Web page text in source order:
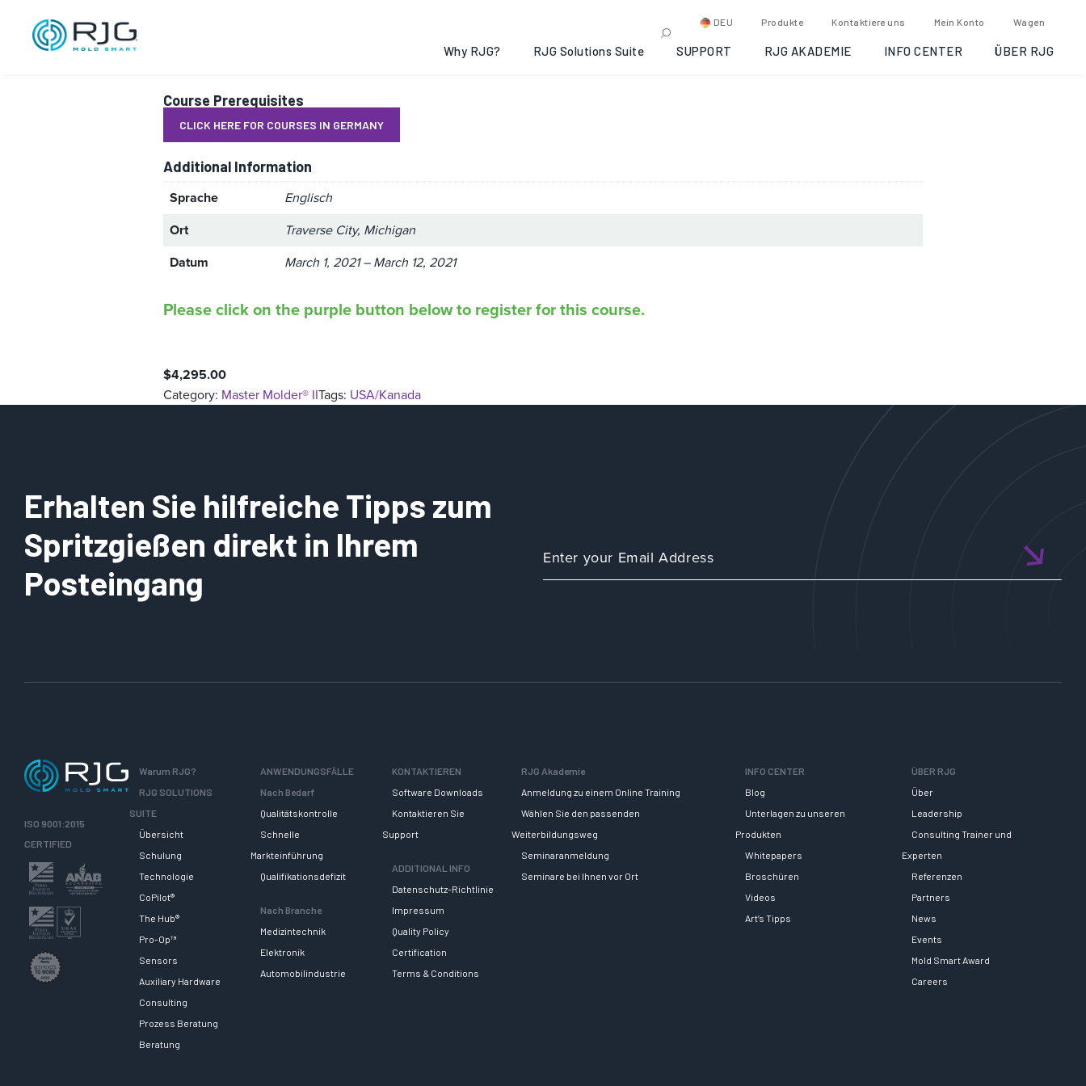
DEU Produkte Kontaktiere uns Mein Konto Wagen
Why RJG? RJG Solutions Suite SUPPORT RJG AKADEMIE INFO CENTER ÜBER RJG
Master Molder® II: Traverse City, Michigan, 2021-03-01
Course Prerequisites
CLICK HERE FOR COURSES IN GERMANY
Additional Information
Sprache
Englisch
Ort
Traverse City, Michigan
Datum
March 1, 2021 – March 12, 2021
Please click on the purple button below to register for this course.
$4,295.00
Category: Master Molder® IITags: USA/Kanada
Erhalten Sie hilfreiche Tipps zum
Spritzgießen direkt in Ihrem
Posteingang
ISO 9001:2015
CERTIFIED
Warum RJG?
RJG SOLUTIONS
SUITE
Übersicht
Schulung
Technologie
CoPilot®
The Hub®
Pro-Op™
Sensors
Auxiliary Hardware
Consulting
Prozess Beratung
Beratung
ANWENDUNGSFÄLLE
Nach Bedarf
Qualitätskontrolle
Schnelle
Markteinführung
Qualifikationsdefizit
Nach Branche
Medizintechnik
Elektronik
Automobilindustrie
KONTAKTIEREN
Software Downloads
Kontaktieren Sie
Support
ADDITIONAL INFO
Datenschutz-Richtlinie
Impressum
Quality Policy
Certification
Terms & Conditions
RJG Akademie
Anmeldung zu einem Online Training
Wählen Sie den passenden
Weiterbildungsweg
Seminaranmeldung
Seminare bei Ihnen vor Ort
INFO CENTER
Blog
Unterlagen zu unseren
Produkten
Whitepapers
Broschüren
Videos
Art’s Tipps
ÜBER RJG
Über
Leadership
Consulting Trainer und
Experten
Referenzen
Partners
News
Events
Mold Smart Award
Careers